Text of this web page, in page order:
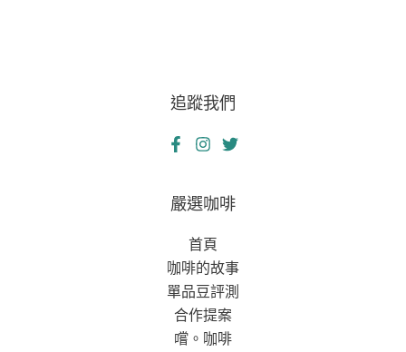
追蹤我們
嚴選咖啡
首頁
咖啡的故事
單品豆評測
合作提案
嚐。咖啡